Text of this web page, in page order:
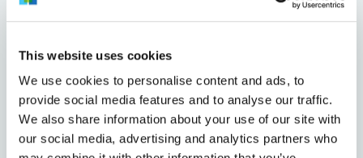
This website uses cookies
We use cookies to personalise content and ads, to
provide social media features and to analyse our traffic.
We also share information about your use of our site with
our social media, advertising and analytics partners who
Koskela
Kuivasjärvi